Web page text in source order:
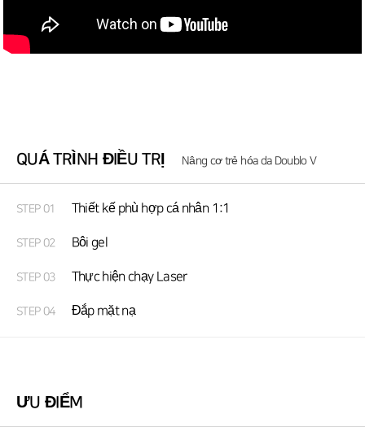
QUÁ TRÌNH ĐIỀU TRỊ Nâng cơ trẻ hóa da Doublo V
STEP 01 Thiết kế phù hợp cá nhân 1:1
STEP 02 Bôi gel
STEP 03 Thực hiện chạy Laser
STEP 04 Đắp mặt nạ
ƯU ĐIỂM